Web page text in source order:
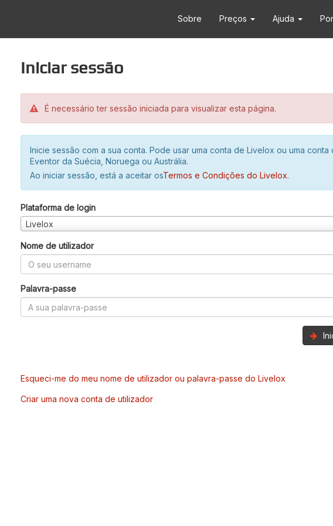
Sobre Preços Ajuda
Iniciar sessão
É necessário ter sessão iniciada para visualizar esta página.
Inicie sessão com a sua conta. Pode usar uma conta de Livelox ou uma conta
Eventor da Suécia, Noruega ou Austrália.
Ao iniciar sessão, está a aceitar osTermos e Condições do Livelox.
Plataforma de login
Livelox
Nome de utilizador
Palavra-passe
Esqueci-me do meu nome de utilizador ou palavra-passe do Livelox
Criar uma nova conta de utilizador